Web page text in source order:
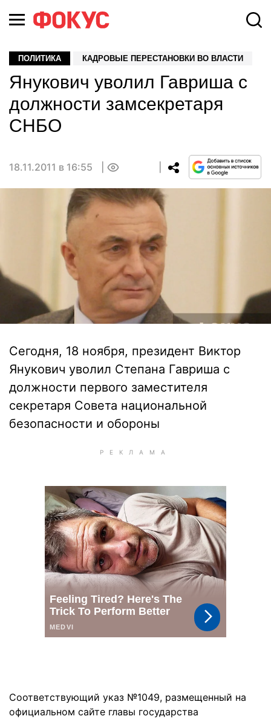
ПОЛИТИКА КАДРОВЫЕ ПЕРЕСТАНОВКИ ВО ВЛАСТИ
Янукович уволил Гавриша с
должности замсекретаря
СНБО
18.11.2011 в 16:55
Сегодня, 18 ноября, президент Виктор
Янукович уволил Степана Гавриша с
должности первого заместителя
секретаря Совета национальной
безопасности и обороны
Соответствующий указ №1049, размещенный на
официальном сайте главы государства